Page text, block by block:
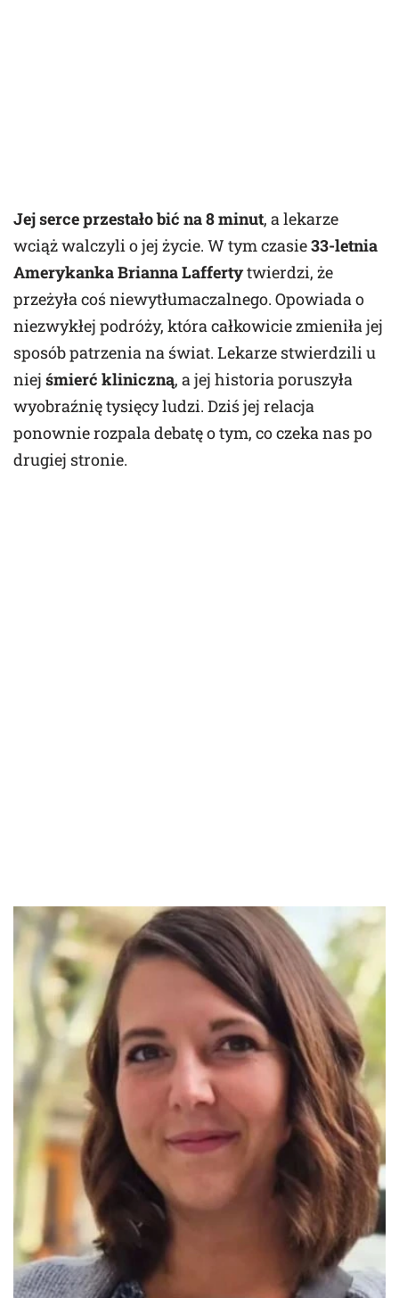
Jej serce przestało bić na 8 minut, a lekarze
wciąż walczyli o jej życie. W tym czasie33-letnia
Amerykanka Brianna Laffertytwierdzi, że
przeżyła coś niewytłumaczalnego. Opowiada o
niezwykłej podróży, która całkowicie zmieniła jej
sposób patrzenia na świat. Lekarze stwierdzili u
niej śmierć kliniczną, a jej historia poruszyła
wyobraźnię tysięcy ludzi. Dziś jej relacja
ponownie rozpala debatę o tym, co czeka nas po
drugiej stronie.